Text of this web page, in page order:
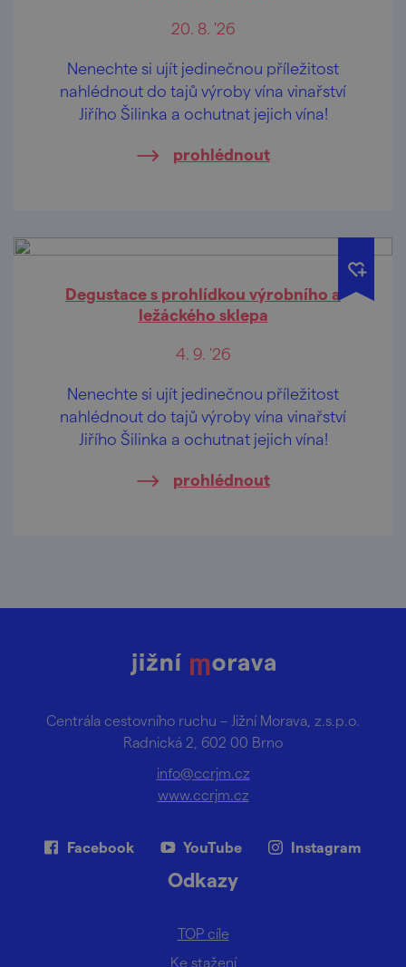
20. 8. '26
Nenechte si ujít jedinečnou příležitost
nahlédnout do tajů výroby vína vinařství
Jiřího Šilinka a ochutnat jejich vína!
prohlédnout
Degustace s prohlídkou výrobního a
ležáckého sklepa
4. 9. '26
Nenechte si ujít jedinečnou příležitost
nahlédnout do tajů výroby vína vinařství
Jiřího Šilinka a ochutnat jejich vína!
prohlédnout
Centrála cestovního ruchu – Jižní Morava, z.s.p.o.
Radnická 2, 602 00 Brno
info@ccrjm.cz
www.ccrjm.cz
Facebook YouTube Instagram
Odkazy
TOP cíle
Ke stažení